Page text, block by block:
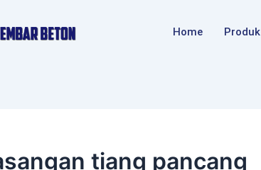
Home Produk
tiang pancang